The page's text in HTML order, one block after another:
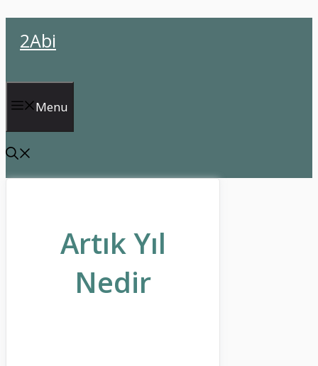
atla2Abi
Menu
Artık Yıl
Nedir